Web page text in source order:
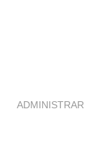
ADMINISTRAR